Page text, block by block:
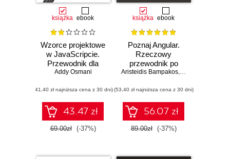
książka ebook
Wzorce projektowe
w JavaScripcie.
Przewodnik dla
programistów
Reacta. Wydanie II
Addy Osmani
(41,40 zł najniższa cena z 30 dni)
43.47 zł
69.00zł (-37%)
książka ebook
Poznaj Angular.
Rzeczowy
przewodnik po
tworzeniu aplikacji
użyciem
frameworku
Angular 15.
Wydanie IV
Aristeidis Bampakos, Pablo Deeleman
(53,40 zł najniższa cena z 30 dni)
56.07 zł
89.00zł (-37%)